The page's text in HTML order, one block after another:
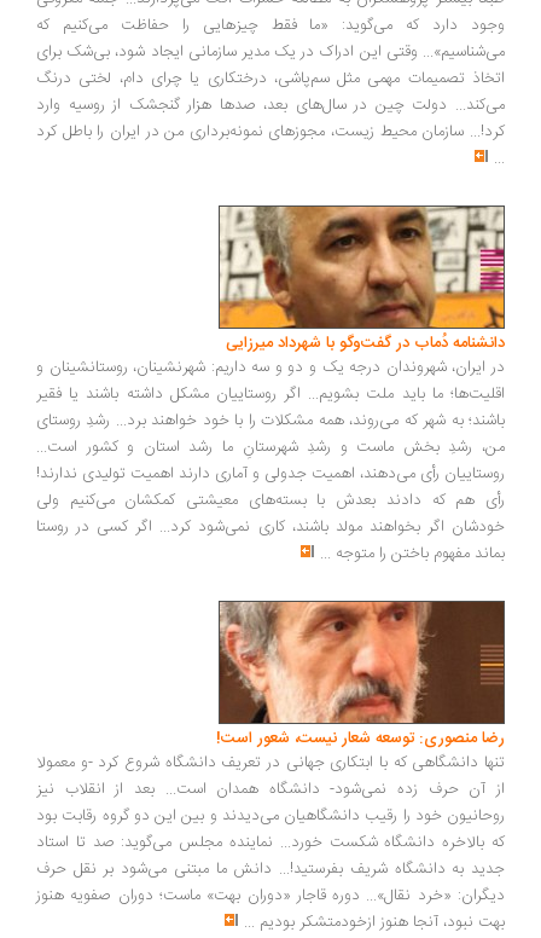
وجود دارد که می‌گوید: «ما فقط چیزهایی را حفاظت می‌کنیم که
می‌شناسیم»... وقتی این ادراک در یک مدیر سازمانی ایجاد شود، بی‌شک برای
اتخاذ تصمیمات مهمی مثل سم‌پاشی، درختکاری یا چرای دام، لختی درنگ
می‌کند... دولت چین در سال‌های بعد، صدها هزار گنجشک از روسیه وارد
کرد!... سازمان محیط زیست، مجوزهای نمونه‌برداری من در ایران را باطل کرد
...
دانشنامه دُماب در گفت‌وگو با شهرداد میرزایی
در ایران، شهروندان درجه یک و دو و سه داریم: شهرنشینان، روستانشینان و
اقلیت‌ها؛ ما باید ملت بشویم... اگر روستاییان مشکل داشته باشند یا فقیر
باشند؛ به شهر که می‌روند، همه مشکلات را با خود خواهند برد... رشدِ روستای
من، رشدِ بخش ماست و رشدِ شهرستانِ ما رشد استان و کشور است...
روستاییان رأی می‌دهند، اهمیت جدولی و آماری دارند اهمیت تولیدی ندارند!
رأی هم که دادند بعدش با بسته‌های معیشتی کمکشان می‌کنیم ولی
خودشان اگر بخواهند مولد باشند، کاری نمی‌شود کرد... اگر کسی در روستا
بماند مفهوم باختن را متوجه ...
رضا منصوری: توسعه شعار نیست، شعور است!
تنها دانشگاهی که با ابتکاری جهانی در تعریف دانشگاه شروع کرد -و معمولا
از آن حرف زده نمی‌شود- دانشگاه همدان است... بعد از انقلاب نیز
روحانیون خود را رقیب دانشگاهیان می‌دیدند و بین این دو گروه رقابت بود
که بالاخره دانشگاه شکست خورد... نماینده مجلس می‌گوید: صد تا استاد
جدید به دانشگاه شریف بفرستید!... دانش ما مبتنی می‌شود بر نقل حرف
دیگران: «خرد نقال»... دوره قاجار «دوران بهت» ماست؛ دوران صفویه هنوز
بهت نبود، آنجا هنوز ازخودمتشکر بودیم ...